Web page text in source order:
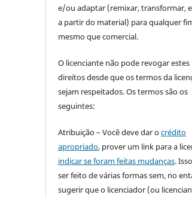
e/ou adaptar (remixar, transformar,
a partir do material) para qualquer
mesmo que comercial.
O licenciante não pode revogar estes
direitos desde que os termos da
sejam respeitados. Os termos são os
seguintes:
Atribuição – Você deve dar ocrédito
apropriado, prover um link para a
indicar se foram feitas mudanças.
ser feito de várias formas sem, no
sugerir que o licenciador (ou